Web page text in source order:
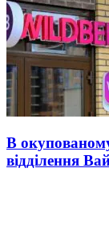
В
відділення